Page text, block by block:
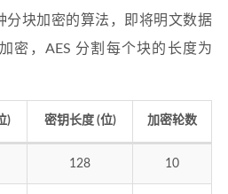
块加密的算法，即将明文数据
密，AES 分割每个块的长度为
) 密钥长度 (位) 加密轮数
128 10